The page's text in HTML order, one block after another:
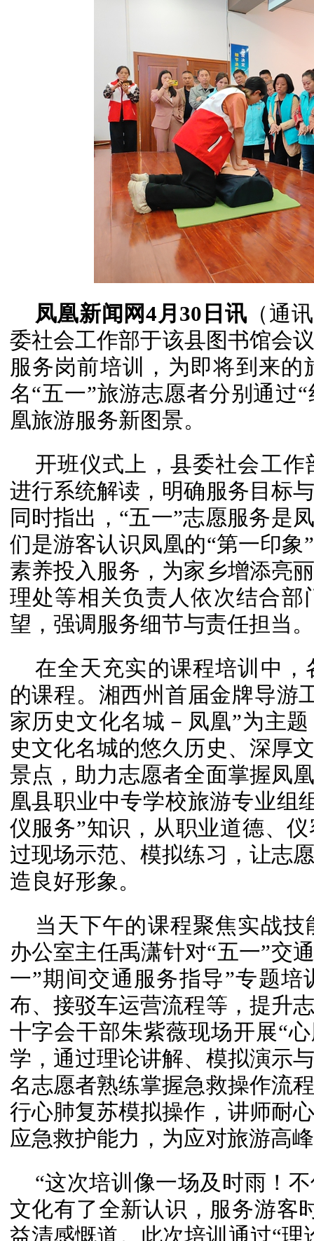
凤凰新闻网4月30日讯 （通
委社会工作部于该县图书馆会
服务岗前培训，为即将到来
名“五一”旅游志愿者分别通过
凰旅游服务新图景。
开班仪式上，县委社会工
进行系统解读，明确服务目标
同时指出，“五一”志愿服务是
们是游客认识凤凰的“第一印
素养投入服务，为家乡增添亮
理处等相关负责人依次结合
望，强调服务细节与责任担当。
在全天充实的课程培训中
的课程。湘西州首届金牌导游
家历史文化名城－凤凰”为主
史文化名城的悠久历史、深厚
景点，助力志愿者全面掌握凤
凰县职业中专学校旅游专业组
仪服务”知识，从职业道德、
过现场示范、模拟练习，让志
造良好形象。
当天下午的课程聚焦实战
办公室主任禹潇针对“五一”交
一”期间交通服务指导”专题
布、接驳车运营流程等，提升
十字会干部朱紫薇现场开展“
学，通过理论讲解、模拟演示
名志愿者熟练掌握急救操作流
行心肺复苏模拟操作，讲师耐
应急救护能力，为应对旅游高
“这次培训像一场及时雨！
文化有了全新认识，服务游客
益清感慨道。此次培训通过“理